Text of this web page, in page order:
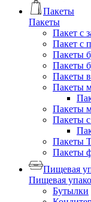
Пакеты
Пакеты
Пакет с
Пакет с
Пакеты
Пакеты
Пакеты
Пакеты
Пакеты
Пакеты
Пакеты
Пакеты
Пищевая
Пищевая
Бутылки